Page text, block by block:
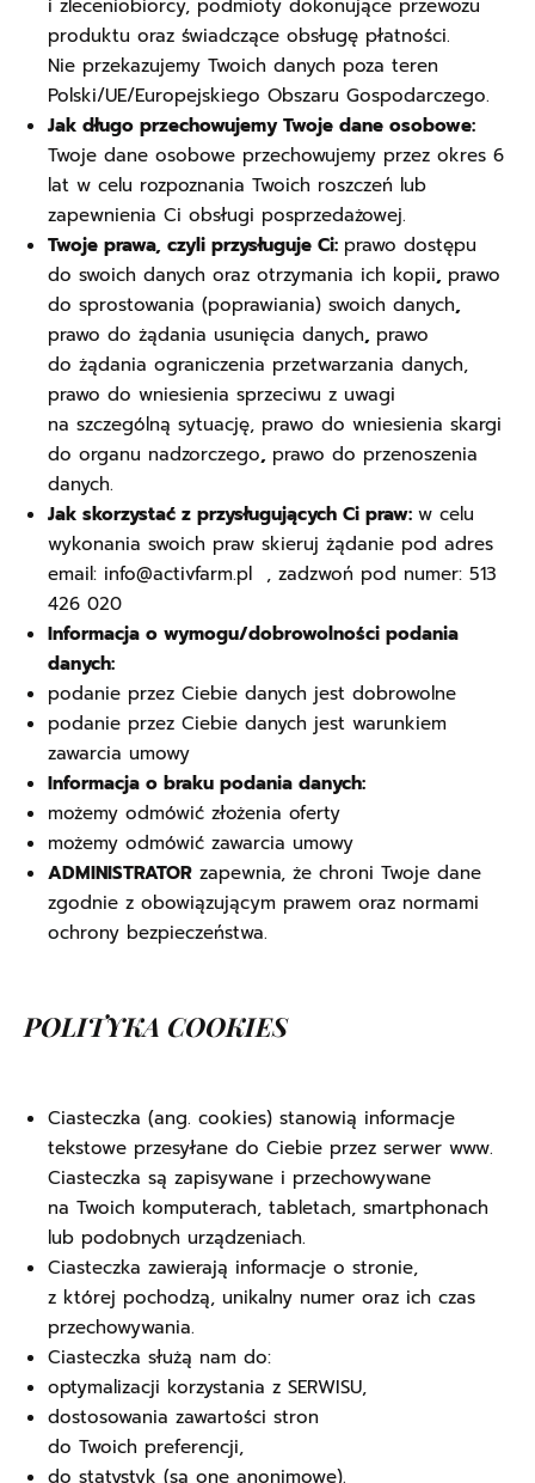
i zleceniobiorcy, podmioty dokonujące przewozu
produktu oraz świadczące obsługę płatności.
Nie przekazujemy Twoich danych poza teren
Polski/UE/Europejskiego Obszaru Gospodarczego.
Jak długo przechowujemy Twoje dane osobowe:
Twoje dane osobowe przechowujemy przez okres 6
lat w celu rozpoznania Twoich roszczeń lub
zapewnienia Ci obsługi posprzedażowej.
Twoje prawa, czyli przysługuje Ci: prawo dostępu
do swoich danych oraz otrzymania ich kopii, prawo
do sprostowania (poprawiania) swoich danych,
prawo do żądania usunięcia danych, prawo
do żądania ograniczenia przetwarzania danych,
prawo do wniesienia sprzeciwu z uwagi
na szczególną sytuację, prawo do wniesienia skargi
do organu nadzorczego, prawo do przenoszenia
danych.
Jak skorzystać z przysługujących Ci praw: w celu
wykonania swoich praw skieruj żądanie pod adres
email: info@activfarm.pl , zadzwoń pod numer: 513
426 020
Informacja o wymogu/dobrowolności podania
danych:
podanie przez Ciebie danych jest dobrowolne
podanie przez Ciebie danych jest warunkiem
zawarcia umowy
Informacja o braku podania danych:
możemy odmówić złożenia oferty
możemy odmówić zawarcia umowy
ADMINISTRATOR zapewnia, że chroni Twoje dane
zgodnie z obowiązującym prawem oraz normami
ochrony bezpieczeństwa.
POLITYKA COOKIES
Ciasteczka (ang. cookies) stanowią informacje
tekstowe przesyłane do Ciebie przez serwer www.
Ciasteczka są zapisywane i przechowywane
na Twoich komputerach, tabletach, smartphonach
lub podobnych urządzeniach.
Ciasteczka zawierają informacje o stronie,
z której pochodzą, unikalny numer oraz ich czas
przechowywania.
Ciasteczka służą nam do:
optymalizacji korzystania z SERWISU,
dostosowania zawartości stron
do Twoich preferencji,
do statystyk (są one anonimowe).